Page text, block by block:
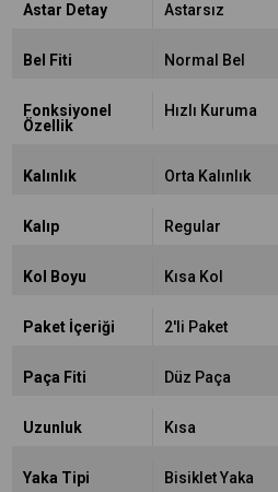
Astar Detay Astarsız
Bel Fiti Normal Bel
Fonksiyonel
Özellik
Hızlı Kuruma
Kalınlık Orta Kalınlık
Kalıp Regular
Kol Boyu Kısa Kol
Paket İçeriği 2'li Paket
Paça Fiti Düz Paça
Uzunluk Kısa
Yaka Tipi Bisiklet Yaka